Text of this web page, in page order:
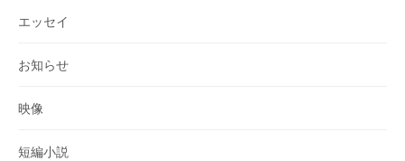
エッセイ
お知らせ
映像
短編小説